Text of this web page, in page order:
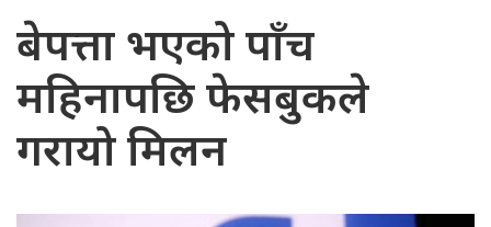
बेपत्ता भएको पाँच
महिनापछि फेसबुकले
गरायो मिलन